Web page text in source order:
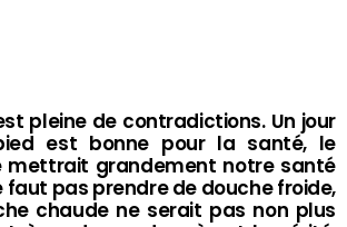
pleine de contradictions. Un jour
est bonne pour la santé, le
mettrait grandement notre santé
faut pas prendre de douche froide,
chaude ne serait pas non plus